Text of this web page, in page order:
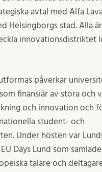
avtal med Alfa
Helsingborgs stad. Alla
innovationsdistriktet
påverkar
finansiär av stora och
och innovation och
student- och
Under hösten var
Days Lund som
talare och